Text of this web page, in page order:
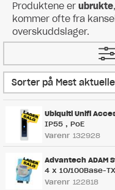
Produktene er ubrukte
kommer ofte fra
overskuddslager.
Sorter på Mest aktuelle
Ubiquiti Unifi
IP55 , PoE
Varenr 132928
Advantech ADAM
4 x 10/100Base-
Varenr 122818